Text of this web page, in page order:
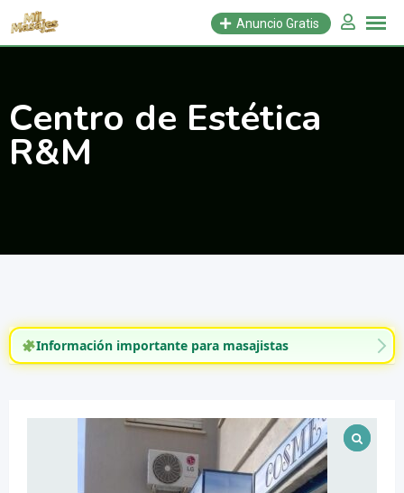
Saltar
Anuncio Gratis
Centro de Estética
R&M
Información importante para masajistas